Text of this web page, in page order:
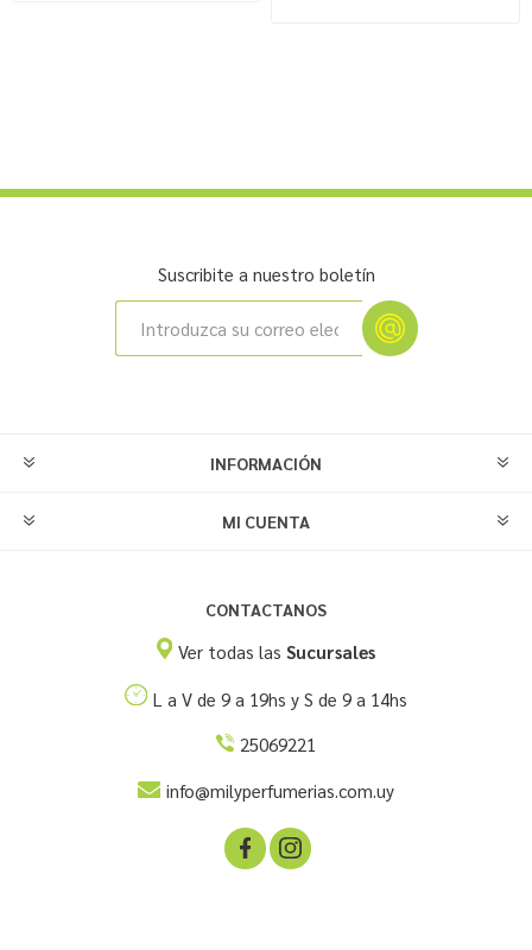
Suscribite a nuestro boletín
INFORMACIÓN
MI CUENTA
CONTACTANOS
Ver todas las Sucursales
L a V de 9 a 19hs y S de 9 a 14hs
25069221
info@milyperfumerias.com.uy